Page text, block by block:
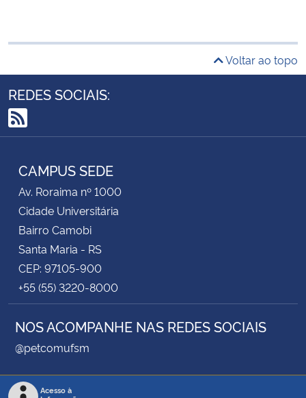
Voltar ao topo
REDES SOCIAIS:
RSS
CAMPUS SEDE
Av. Roraima nº 1000
Cidade Universitária
Bairro Camobi
Santa Maria - RS
CEP: 97105-900
+55 (55) 3220-8000
NOS ACOMPANHE NAS REDES SOCIAIS
@petcomufsm
Acesso à